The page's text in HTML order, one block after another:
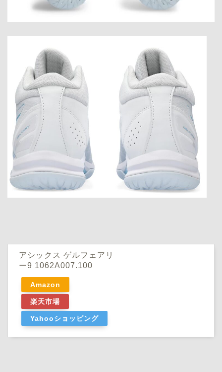
アシックス ゲルフェアリ
ー9 1062A007.100
Amazon
楽天市場
Yahooショッピング